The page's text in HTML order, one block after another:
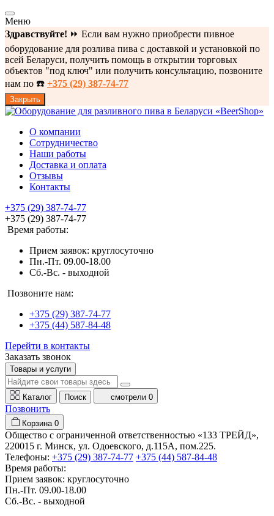
Меню
Здравствуйте! ⏩ Если вам нужно приобрести пивное
оборудование для розлива пива с доставкой и установкой по
всей Беларуси, получить помощь в открытии торговых
объектов "под ключ" или получить консультацию, позвоните
нам по ☎️ +375 (29) 387-74-77
Закрыть
О компании
Сотрудничество
Наши работы
Доставка и оплата
Отзывы
Контакты
+375 (29) 387-74-77
+375 (29) 387-74-77
Время работы:
Прием заявок: круглосуточно
Пн.-Пт. 09.00-18.00
Cб.-Вс. - выходной
Позвоните нам:
+375 (29) 387-74-77
+375 (44) 587-84-48
Перейти в контакты
Заказать звонок
Товары и услуги
Каталог Поиск смотрели 0
Позвонить
Корзина 0
Общество с ограниченной ответственностью «133 ТРЕЙД»,
220015 г. Минск, ул. Одоевского, д.115А, пом.225.
Телефоны: +375 (29) 387-74-77 +375 (44) 587-84-48
Время работы:
Прием заявок: круглосуточно
Пн.-Пт. 09.00-18.00
Cб.-Вс. - выходной